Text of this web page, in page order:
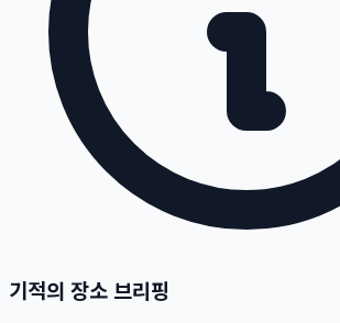
기적의 장소 브리핑